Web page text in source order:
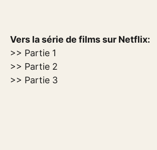
Vers la série de films sur Netflix:
>> Partie 1
>> Partie 2
>> Partie 3